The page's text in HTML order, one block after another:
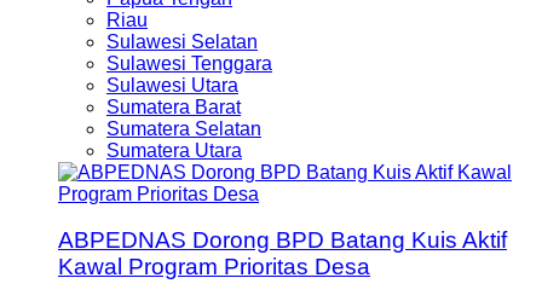
Riau
Sulawesi Selatan
Sulawesi Tenggara
Sulawesi Utara
Sumatera Barat
Sumatera Selatan
Sumatera Utara
ABPEDNAS Dorong BPD Batang Kuis Aktif
Kawal Program Prioritas Desa